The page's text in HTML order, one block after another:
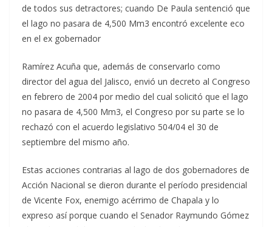
de todos sus detractores; cuando De Paula sentenció que
el lago no pasara de 4,500 Mm3 encontró excelente eco
en el ex gobernador
Ramírez Acuña que, además de conservarlo como
director del agua del Jalisco, envió un decreto al Congreso
en febrero de 2004 por medio del cual solicitó que el lago
no pasara de 4,500 Mm3, el Congreso por su parte se lo
rechazó con el acuerdo legislativo 504/04 el 30 de
septiembre del mismo año.
Estas acciones contrarias al lago de dos gobernadores de
Acción Nacional se dieron durante el período presidencial
de Vicente Fox, enemigo acérrimo de Chapala y lo
expreso así porque cuando el Senador Raymundo Gómez